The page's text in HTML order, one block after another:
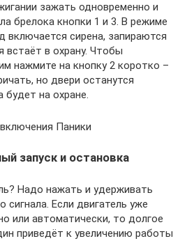
зажать одновременно и
брелока кнопки 1 и 3. В режиме
включается сирена, запираются
встаёт в охрану. Чтобы
нажмите на кнопку 2 коротко –
но двери останутся
на охране.
Паники
запуск и остановка
Надо нажать и удерживать
сигнала. Если двигатель уже
или автоматически, то долгое
приведёт к увеличению работы